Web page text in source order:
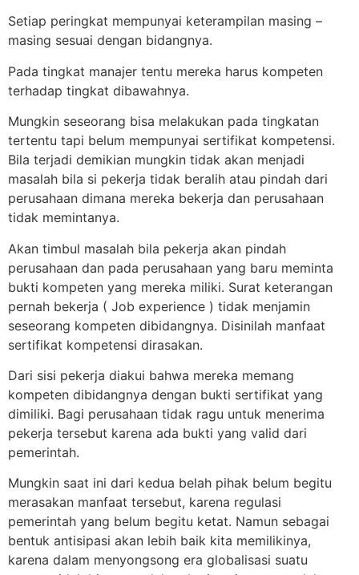
Setiap peringkat mempunyai keterampilan masing –
masing sesuai dengan bidangnya.
Pada tingkat manajer tentu mereka harus kompeten
terhadap tingkat dibawahnya.
Mungkin seseorang bisa melakukan pada tingkatan
tertentu tapi belum mempunyai sertifikat kompetensi.
Bila terjadi demikian mungkin tidak akan menjadi
masalah bila si pekerja tidak beralih atau pindah dari
perusahaan dimana mereka bekerja dan perusahaan
tidak memintanya.
Akan timbul masalah bila pekerja akan pindah
perusahaan dan pada perusahaan yang baru meminta
bukti kompeten yang mereka miliki. Surat keterangan
pernah bekerja ( Job experience ) tidak menjamin
seseorang kompeten dibidangnya. Disinilah manfaat
sertifikat kompetensi dirasakan.
Dari sisi pekerja diakui bahwa mereka memang
kompeten dibidangnya dengan bukti sertifikat yang
dimiliki. Bagi perusahaan tidak ragu untuk menerima
pekerja tersebut karena ada bukti yang valid dari
pemerintah.
Mungkin saat ini dari kedua belah pihak belum begitu
merasakan manfaat tersebut, karena regulasi
pemerintah yang belum begitu ketat. Namun sebagai
bentuk antisipasi akan lebih baik kita memilikinya,
karena dalam menyongsong era globalisasi suatu